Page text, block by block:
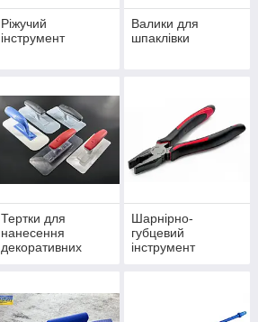
Ріжучий
інструмент
Валики для
шпаклівки
Тертки для
нанесення
декоративних
Шарнірно-
губцевий
інструмент